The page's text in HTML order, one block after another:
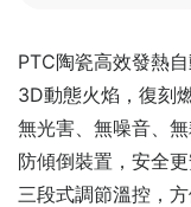
PTC陶瓷高效發熱
3D動態火焰，復刻
無光害、無噪音、
防傾倒裝置，安全
三段式調節溫控，